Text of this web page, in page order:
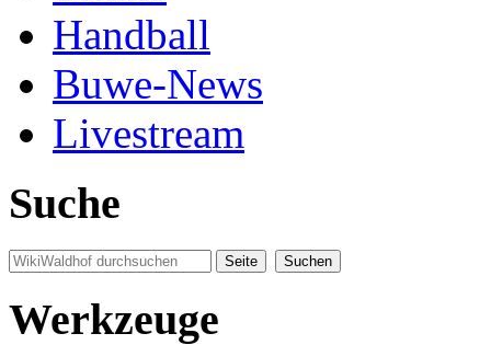
Handball
Buwe-News
Livestream
Suche
Werkzeuge